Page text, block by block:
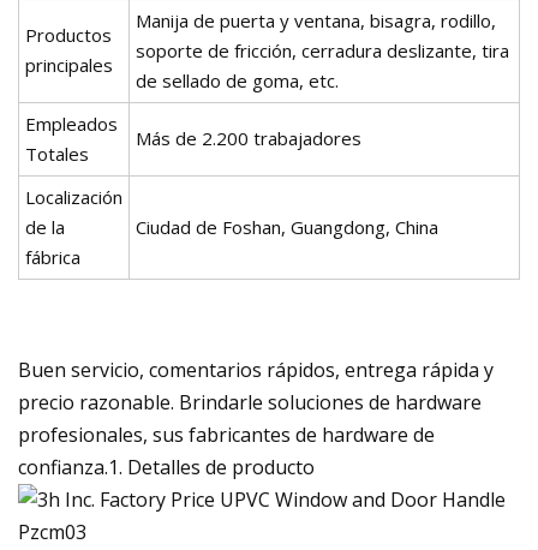
Productos
principales
Manija de puerta y ventana, bisagra, rodillo,
soporte de fricción, cerradura deslizante, tira
de sellado de goma, etc.
Empleados
Totales
Más de 2.200 trabajadores
Localización
de la
fábrica
Ciudad de Foshan, Guangdong, China
Buen servicio, comentarios rápidos, entrega rápida y
precio razonable. Brindarle soluciones de hardware
profesionales, sus fabricantes de hardware de
confianza.1. Detalles de producto